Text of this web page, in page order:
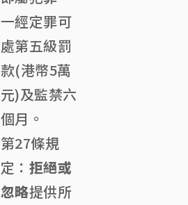
一經定罪可
處第五級罰
款(港幣5萬
元)及監禁六
個月。
第27條規
定： 拒絕或
忽略提供所